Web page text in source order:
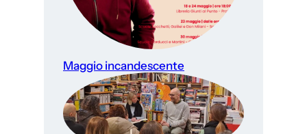
Maggio incandescente